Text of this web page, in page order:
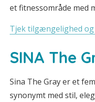
et fitnessområde med
Tjek tilgængelighed
SINA The
Sina The Gray er et
synonymt med stil,